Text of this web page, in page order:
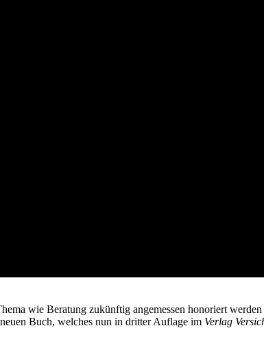
wie Beratung zukünftig angemessen honoriert
Buch, welches nun in dritter Auflage im Verlag